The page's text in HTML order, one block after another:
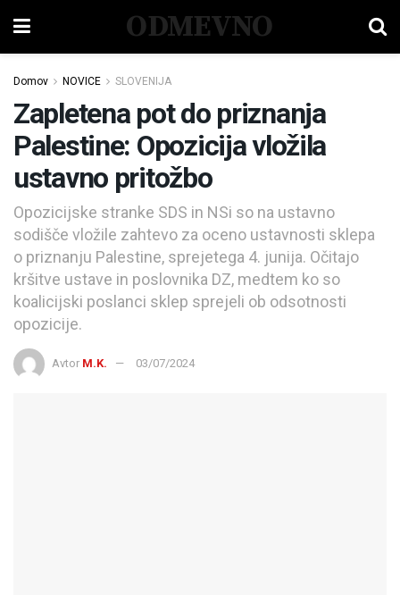
ODMEVNO
Domov NOVICE SLOVENIJA
Zapletena pot do priznanja
Palestine: Opozicija vložila
ustavno pritožbo
Opozicijske stranke SDS in NSi so na ustavno
sodišče vložile zahtevo za oceno ustavnosti sklepa
o priznanju Palestine, sprejetega 4. junija. Očitajo
kršitve ustave in poslovnika DZ, medtem ko so
koalicijski poslanci sklep sprejeli ob odsotnosti
opozicije.
Avtor M.K. 03/07/2024